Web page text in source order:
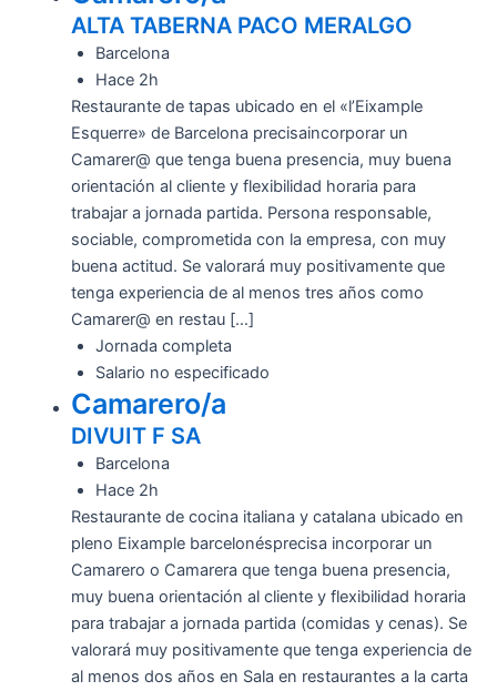
ALTA TABERNA PACO MERALGO
Barcelona
Hace 2h
Restaurante de tapas ubicado en el «l’Eixample
Esquerre» de Barcelona precisaincorporar un
Camarer@ que tenga buena presencia, muy buena
orientación al cliente y flexibilidad horaria para
trabajar a jornada partida. Persona responsable,
sociable, comprometida con la empresa, con muy
buena actitud. Se valorará muy positivamente que
tenga experiencia de al menos tres años como
Camarer@ en restau […]
Jornada completa
Salario no especificado
Camarero/a
DIVUIT F SA
Barcelona
Hace 2h
Restaurante de cocina italiana y catalana ubicado en
pleno Eixample barcelonésprecisa incorporar un
Camarero o Camarera que tenga buena presencia,
muy buena orientación al cliente y flexibilidad horaria
para trabajar a jornada partida (comidas y cenas). Se
valorará muy positivamente que tenga experiencia de
al menos dos años en Sala en restaurantes a la carta